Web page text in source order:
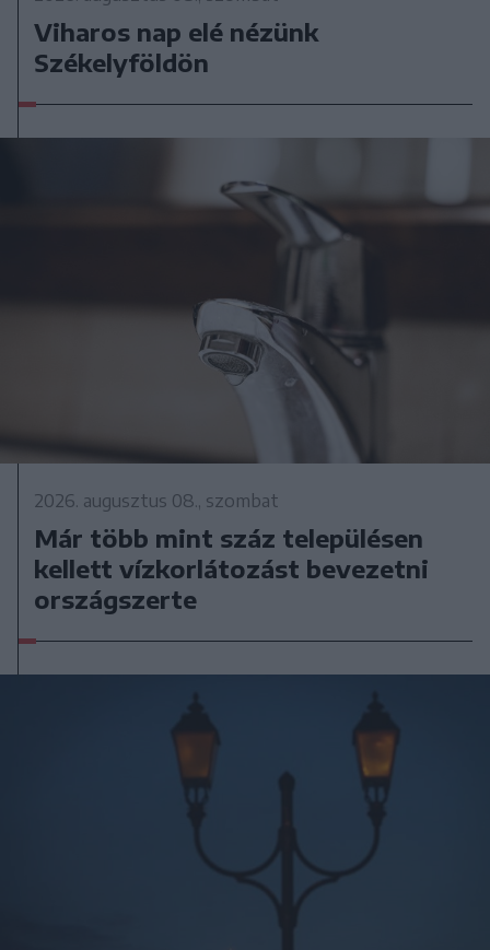
Viharos nap elé nézünk
Székelyföldön
2026. augusztus 08., szombat
Már több mint száz településen
kellett vízkorlátozást bevezetni
országszerte